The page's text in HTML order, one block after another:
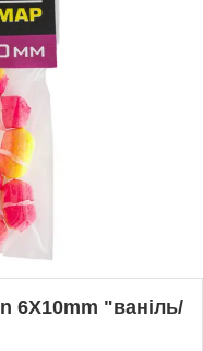
6X10mm "ваніль/